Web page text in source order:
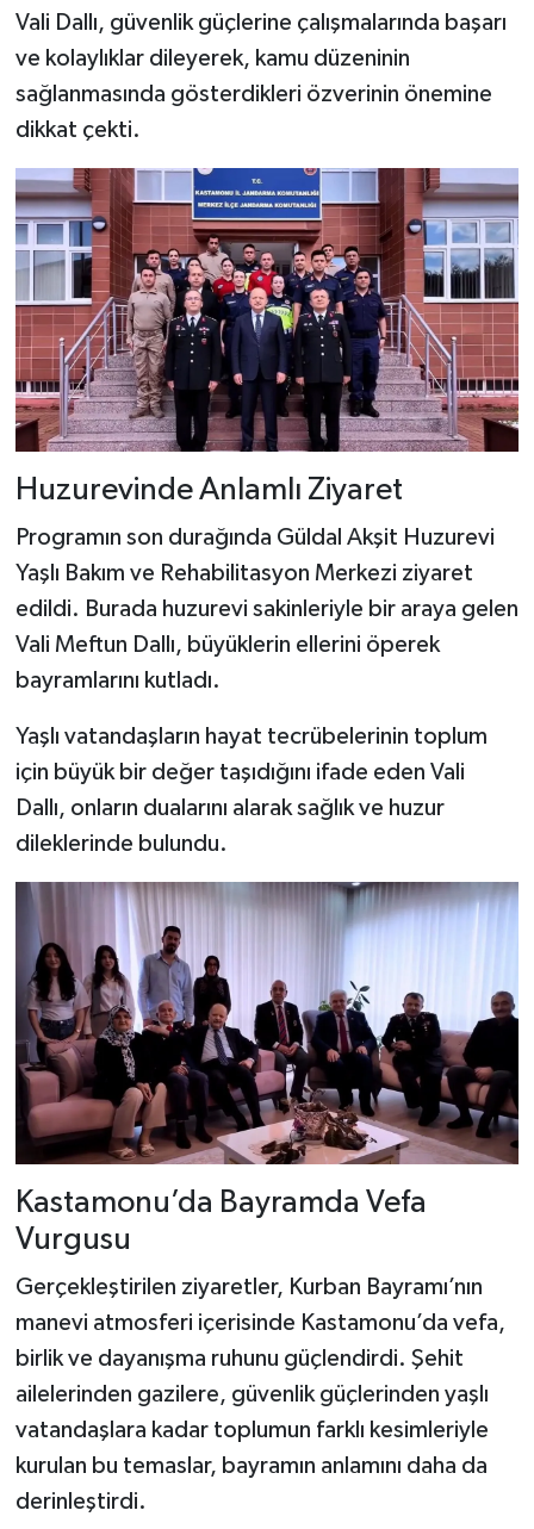
Vali Dallı, güvenlik güçlerine çalışmalarında başarı
ve kolaylıklar dileyerek, kamu düzeninin
sağlanmasında gösterdikleri özverinin önemine
dikkat çekti.
Huzurevinde Anlamlı Ziyaret
Programın son durağında Güldal Akşit Huzurevi
Yaşlı Bakım ve Rehabilitasyon Merkezi ziyaret
edildi. Burada huzurevi sakinleriyle bir araya gelen
Vali Meftun Dallı, büyüklerin ellerini öperek
bayramlarını kutladı.
Yaşlı vatandaşların hayat tecrübelerinin toplum
için büyük bir değer taşıdığını ifade eden Vali
Dallı, onların dualarını alarak sağlık ve huzur
dileklerinde bulundu.
Kastamonu’da Bayramda Vefa
Vurgusu
Gerçekleştirilen ziyaretler, Kurban Bayramı’nın
manevi atmosferi içerisinde Kastamonu’da vefa,
birlik ve dayanışma ruhunu güçlendirdi. Şehit
ailelerinden gazilere, güvenlik güçlerinden yaşlı
vatandaşlara kadar toplumun farklı kesimleriyle
kurulan bu temaslar, bayramın anlamını daha da
derinleştirdi.